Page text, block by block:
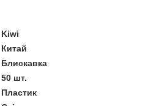
Kiwi
Китай
Блискавка
50 шт.
Пластик